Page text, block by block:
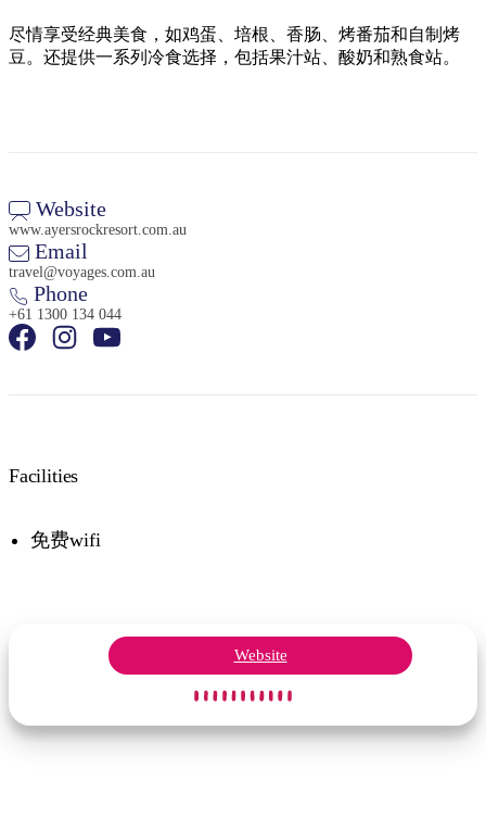
按
地
旅
行
规
划
搜
Sign
尽情享受经典美食，如鸡蛋、培根、香肠、烤番茄和自制烤
豆。还提供一系列冷食选择，包括果汁站、酸奶和熟食站。
Website
www.ayersrockresort.com.au
Email
travel@voyages.com.au
Phone
+61 1300 134 044
Facilities
免费wifi
Website